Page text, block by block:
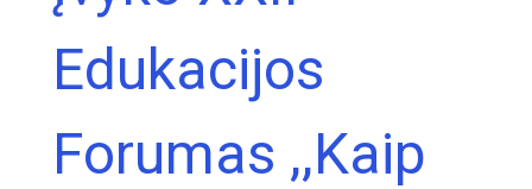
Edukacijos
Forumas ,,Kaip